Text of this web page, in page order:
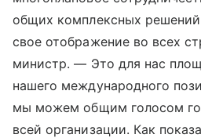
общих комплексных
свое отображение во всех
министр. — Это для нас
нашего международного
мы можем общим голосом
всей организации. Как